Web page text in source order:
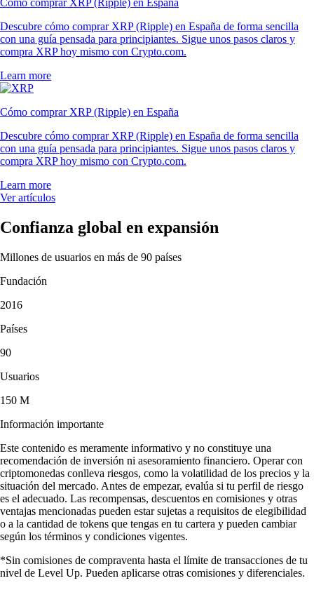
Cómo comprar XRP (Ripple) en España
Descubre cómo comprar XRP (Ripple) en España de forma sencilla
con una guía pensada para principiantes. Sigue unos pasos claros y
compra XRP hoy mismo con Crypto.com.
Learn more
Cómo comprar XRP (Ripple) en España
Descubre cómo comprar XRP (Ripple) en España de forma sencilla
con una guía pensada para principiantes. Sigue unos pasos claros y
compra XRP hoy mismo con Crypto.com.
Learn more
Ver artículos
Confianza global en expansión
Millones de usuarios en más de 90 países
Fundación
2016
Países
90
Usuarios
150 M
Información importante
Este contenido es meramente informativo y no constituye una
recomendación de inversión ni asesoramiento financiero. Operar con
criptomonedas conlleva riesgos, como la volatilidad de los precios y la
situación del mercado. Antes de empezar, evalúa si tu perfil de riesgo
es el adecuado. Las recompensas, descuentos en comisiones y otras
ventajas mencionadas pueden estar sujetas a requisitos de elegibilidad
o a la cantidad de tokens que tengas en tu cartera y pueden cambiar
según los términos y condiciones vigentes.
*Sin comisiones de compraventa hasta el límite de transacciones de tu
nivel de Level Up. Pueden aplicarse otras comisiones y diferenciales.